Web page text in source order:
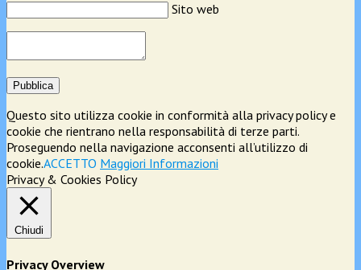
Sito web
Pubblica
Questo sito utilizza cookie in conformità alla privacy policy e
cookie che rientrano nella responsabilità di terze parti.
Proseguendo nella navigazione acconsenti all’utilizzo di
cookie.ACCETTO Maggiori Informazioni
Privacy & Cookies Policy
Chiudi
Privacy Overview